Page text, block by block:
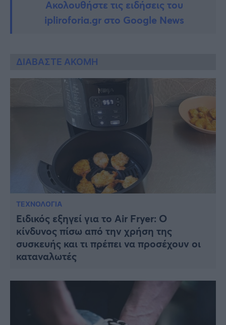
Ακολουθήστε τις ειδήσεις του
ipliroforia.gr στο Google News
ΔΙΑΒΑΣΤΕ ΑΚΟΜΗ
ΤΕΧΝΟΛΟΓΙΑ
Ειδικός εξηγεί για το Air Fryer: Ο
κίνδυνος πίσω από την χρήση της
συσκευής και τι πρέπει να προσέχουν οι
καταναλωτές